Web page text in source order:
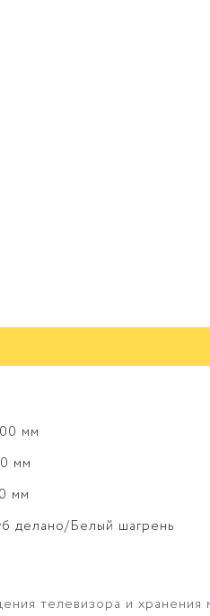
мм
мм
мм
делано/Белый шагрень
телевизора и хранения